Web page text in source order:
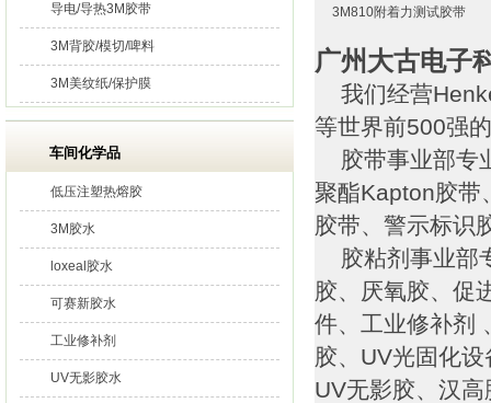
导电/导热3M胶带
3M背胶/模切/啤料
3M美纹纸/保护膜
车间化学品
低压注塑热熔胶
3M胶水
loxeal胶水
可赛新胶水
工业修补剂
UV无影胶水
3M810附着力测试胶带
广州大古电子
我们经营
等世界前500强
胶带事业部专
聚酯Kapton胶带
胶带、警示标识
胶粘剂事业部
胶、厌氧胶、促
件、工业修补剂
胶、UV光固化
UV无影胶、汉